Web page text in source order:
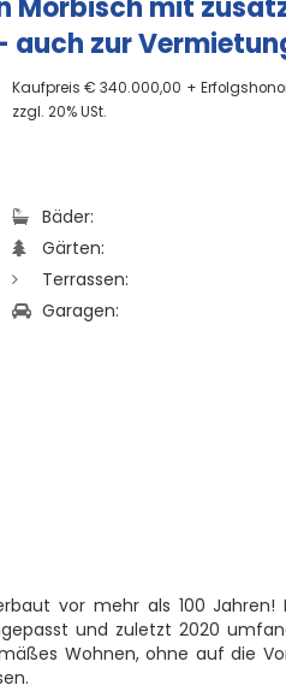
Mörbisch mit
zur
Kaufpreis € 340.000,00 +
zzgl. 20% USt.
Bäder:
Gärten:
Terrassen:
Garagen:
vor mehr als 100
und zuletzt 2020
Wohnen, ohne auf die